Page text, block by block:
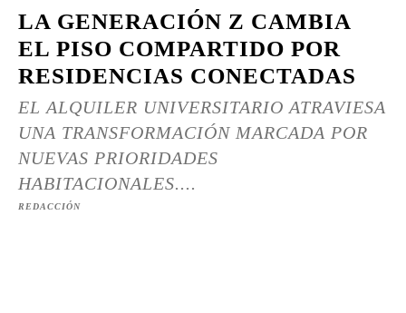
LA GENERACIÓN Z CAMBIA
EL PISO COMPARTIDO POR
RESIDENCIAS CONECTADAS
EL ALQUILER UNIVERSITARIO ATRAVIESA
UNA TRANSFORMACIÓN MARCADA POR
NUEVAS PRIORIDADES
HABITACIONALES....
REDACCIÓN